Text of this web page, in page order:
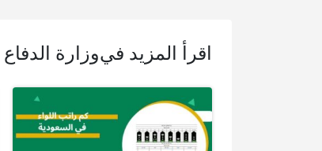
اقرأ المزيد فيوزارة الدفاع